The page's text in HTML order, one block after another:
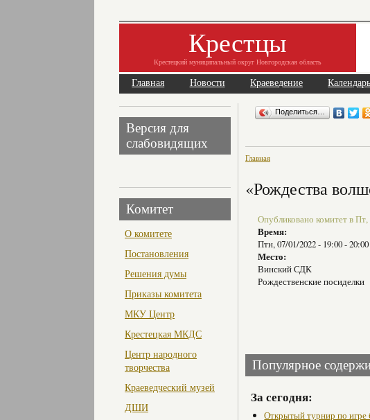
Крестцы
Крестецкий муниципальный округ Новгородская область
Главная Новости Краеведение
Версия для
слабовидящих
Комитет
О комитете
Постановления
Решения думы
Приказы комитета
МКУ Центр
Крестецкая МКДС
Центр народного
творчества
Краеведческий музей
ДШИ
Поделиться…
Главная
«Рождества
Опубликовано комитет в Пт,
Время:
Птн, 07/01/2022 - 19:00-20:00
Место:
Винский СДК
Рождественские посиделки
Популярное
За сегодня:
Открытый турнир по игре